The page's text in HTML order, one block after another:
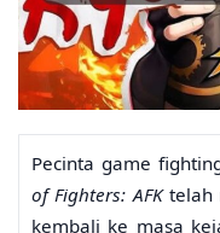
Pecinta game
of Fighters: AFKtelah
kembali ke masa